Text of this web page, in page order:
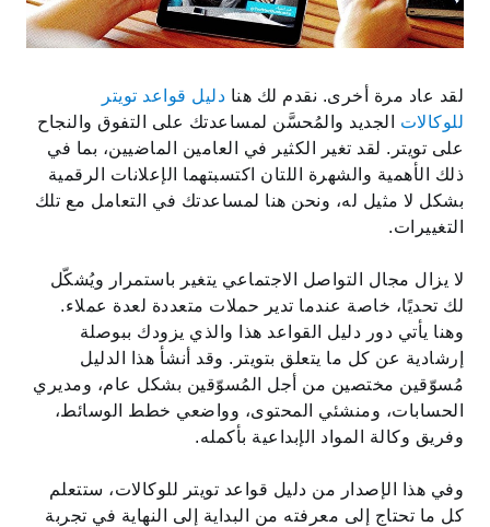
لقد عاد مرة أخرى. نقدم لك هنا دليل قواعد تويتر
للوكالات الجديد والمُحسَّن لمساعدتك على التفوق والنجاح
على تويتر. لقد تغير الكثير في العامين الماضيين، بما في
ذلك الأهمية والشهرة اللتان اكتسبتهما الإعلانات الرقمية
بشكل لا مثيل له، ونحن هنا لمساعدتك في التعامل مع تلك
التغييرات.
لا يزال مجال التواصل الاجتماعي يتغير باستمرار ويُشكّل
لك تحديًا، خاصة عندما تدير حملات متعددة لعدة عملاء.
وهنا يأتي دور دليل القواعد هذا والذي يزودك ببوصلة
إرشادية عن كل ما يتعلق بتويتر. وقد أنشأ هذا الدليل
مُسوّقين مختصين من أجل المُسوّقين بشكل عام، ومديري
الحسابات، ومنشئي المحتوى، وواضعي خطط الوسائط،
وفريق وكالة المواد الإبداعية بأكمله.
وفي هذا الإصدار من دليل قواعد تويتر للوكالات، ستتعلم
كل ما تحتاج إلى معرفته من البداية إلى النهاية في تجربة